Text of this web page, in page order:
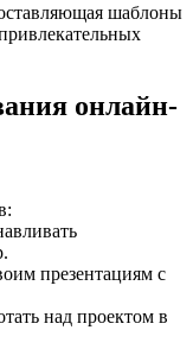
шаблоны
онлайн-
презентациям с
над проектом в